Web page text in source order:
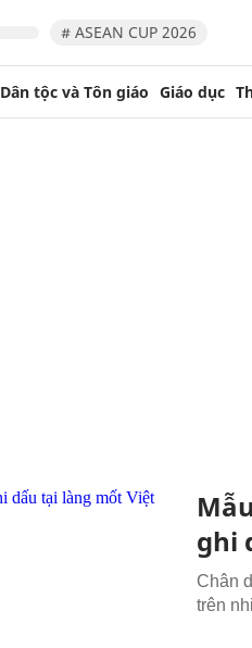
# ASEAN CUP 2026
Dân tộc và Tôn giáo Giáo dục
ghi
Chân
trên